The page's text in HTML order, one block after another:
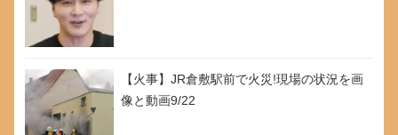
【火事】JR倉敷駅前で火災!現場の状況を画
像と動画9/22